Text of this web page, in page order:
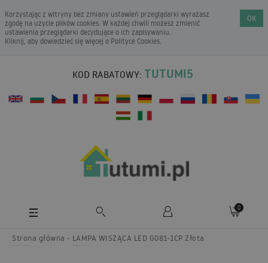
Korzystając z witryny bez zmiany ustawień przeglądarki wyrażasz
zgodę na użycie plików cookies. W każdej chwili możesz zmienić
ustawienia przeglądarki decydujące o ich zapisywaniu.
Kliknij, aby dowiedzieć się więcej o Polityce Cookies.
OK
KOD RABATOWY: TUTUMI5
0
Strona główna LAMPA WISZĄCA LED G081-1CP Złota